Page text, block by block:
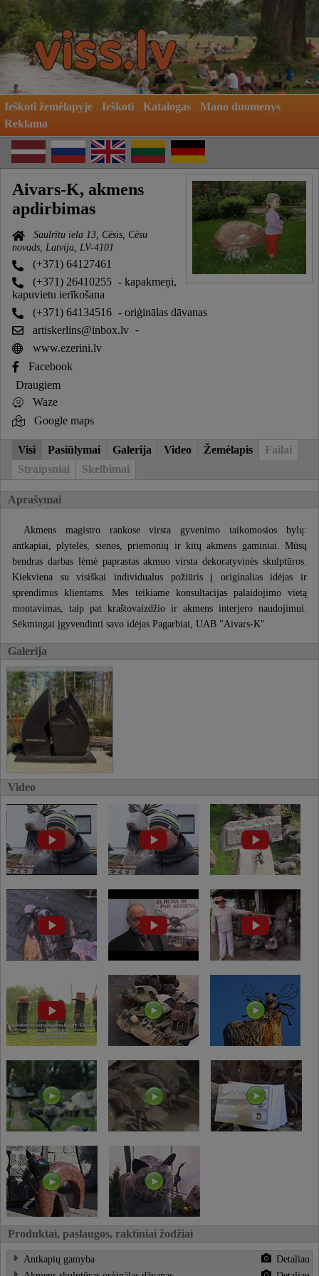
Ieškoti žemėlapyje Ieškoti Katalogas
Mano duomenys
Reklama
Aivars-K, akmens
apdirbimas
Saulrītu iela 13, Cēsis, Cēsu
novads, Latvija, LV-4101
(+371) 64127461
(+371) 26410255 - kapakmeņi,
kapuvietu ierīkošana
(+371) 64134516 - oriģinālas dāvanas
artiskerlins@inbox.lv -
www.ezerini.lv
Facebook
Draugiem
Waze
Google maps
Visi Pasiūlymai Galerija Video Žemėlapis
Failai
Straipsniai
Skelbimai
Aprašymai
Akmens magistro rankose virsta gyvenimo taikomosios bylų:
antkapiai, plytelės, sienos, priemonių ir kitų akmens gaminiai. Mūsų
bendras darbas lėmė paprastas akmuo virsta dekoratyvinės skulptūros.
Kiekviena su visiškai individualus požiūris į originalias idėjas ir
sprendimus klientams. Mes teikiame konsultacijas palaidojimo vietą
montavimas, taip pat kraštovaizdžio ir akmens interjero naudojimui.
Sėkmingai įgyvendinti savo idėjas Pagarbiai, UAB "Aivars-K"
Galerija
Video
Produktai, paslaugos, raktiniai žodžiai
Antkapių gamyba
Detaliau